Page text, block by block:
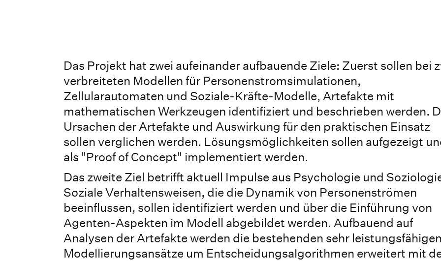
Das Projekt hat zwei aufeinander aufbauende Ziele: Zuerst sollen bei
verbreiteten Modellen für Personenstromsimulationen,
Zellularautomaten und Soziale-Kräfte-Modelle, Artefakte mit
mathematischen Werkzeugen identifiziert und beschrieben werden.
Ursachen der Artefakte und Auswirkung für den praktischen Einsatz
sollen verglichen werden. Lösungsmöglichkeiten sollen aufgezeigt
als "Proof of Concept" implementiert werden.
Das zweite Ziel betrifft aktuell Impulse aus Psychologie und
Soziale Verhaltensweisen, die die Dynamik von Personenströmen
beeinflussen, sollen identifiziert werden und über die Einführung von
Agenten-Aspekten im Modell abgebildet werden. Aufbauend auf
Analysen der Artefakte werden die bestehenden sehr leistungsfähigen
Modellierungsansätze um Entscheidungsalgorithmen erweitert mit